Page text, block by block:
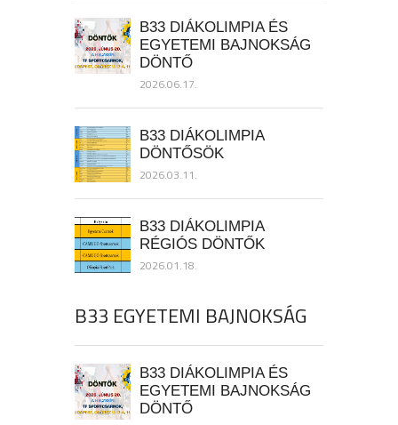
B33 DIÁKOLIMPIA ÉS
EGYETEMI BAJNOKSÁG
DÖNTŐ
2026.06.17.
B33 DIÁKOLIMPIA
DÖNTŐSÖK
2026.03.11.
B33 DIÁKOLIMPIA
RÉGIÓS DÖNTŐK
2026.01.18.
B33 EGYETEMI BAJNOKSÁG
B33 DIÁKOLIMPIA ÉS
EGYETEMI BAJNOKSÁG
DÖNTŐ